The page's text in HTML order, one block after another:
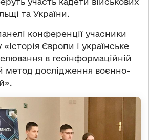
та України.
конференції учасники
Європи і українське
в геоінформаційній
метод дослідження воєнно-